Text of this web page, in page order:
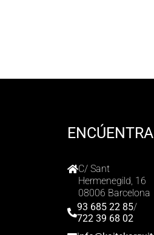
C/ Sant
Hermenegild, 16
08006 Barcelona
93 685 22 85/
722 39 68 02